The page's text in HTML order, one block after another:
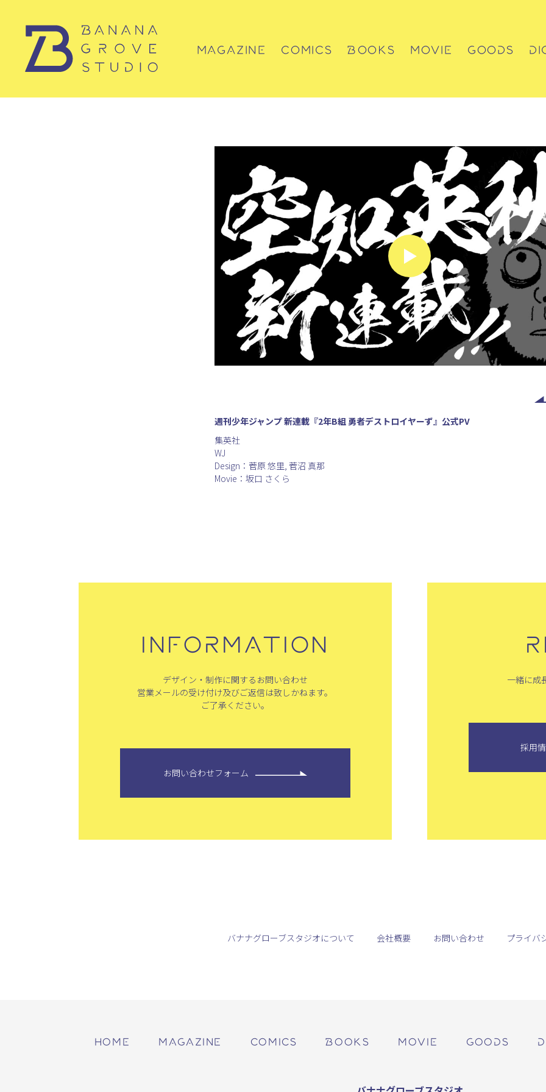
MAGAZINE COMICS BOOKS MOVIE GOODS
週刊少年ジャンプ 新連載『2年B組 勇者デストロイヤーず』公式PV
集英社
WJ
Design：菅原 悠里, 菅沼 真那
Movie：坂口 さくら
INFORMATION
デザイン・制作に関するお問い合わせ
営業メールの受け付け及びご返信は致しかねます。
ご了承ください。
お問い合わせフォーム
一緒に成
採用
バナナグローブスタジオについて 会社概要 お問い合わせ プライバ
HOME MAGAZINE COMICS BOOKS MOVIE GOODS